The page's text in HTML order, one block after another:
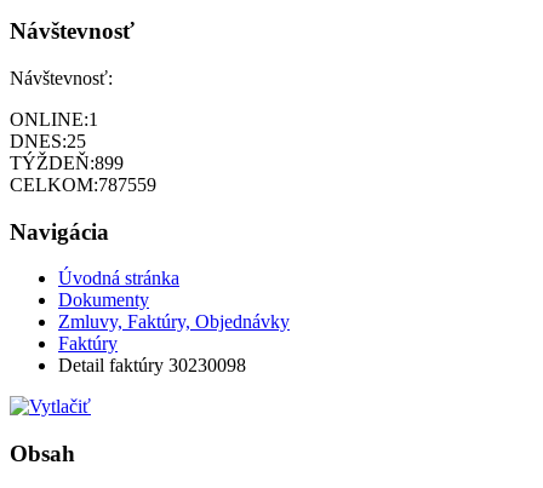
Návštevnosť
Návštevnosť:
ONLINE:1
DNES:25
TÝŽDEŇ:899
CELKOM:787559
Navigácia
Úvodná stránka
Dokumenty
Zmluvy, Faktúry, Objednávky
Faktúry
Detail faktúry 30230098
Obsah